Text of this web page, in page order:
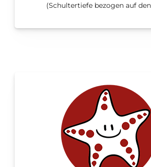
(Schultertiefe bezogen auf